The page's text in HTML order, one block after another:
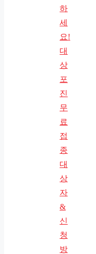
하
세
요!
대
상
포
진
무
료
접
종
대
상
자
&
신
청
방